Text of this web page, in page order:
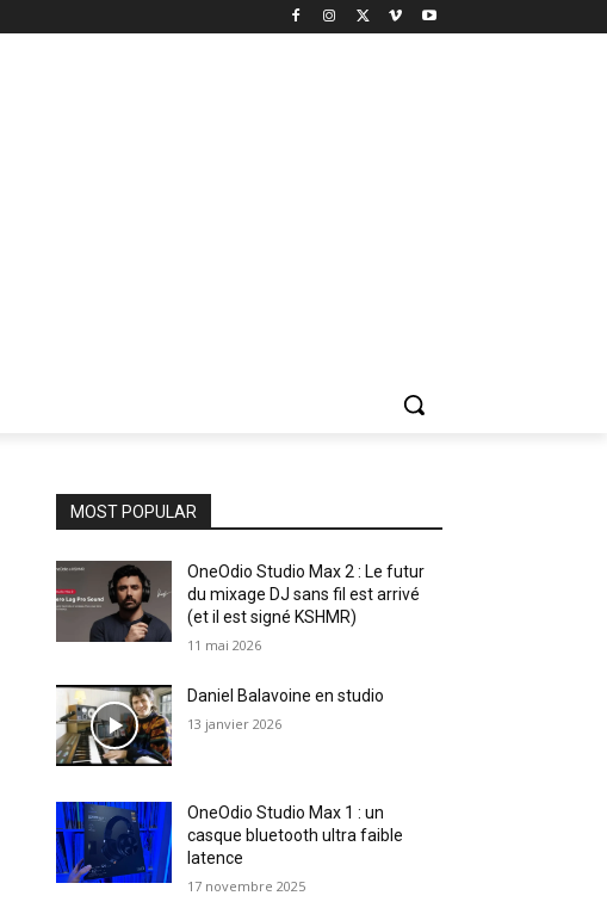
MOST POPULAR
OneOdio Studio Max 2 : Le futur
du mixage DJ sans fil est arrivé
(et il est signé KSHMR)
11 mai 2026
Daniel Balavoine en studio
13 janvier 2026
OneOdio Studio Max 1 : un
casque bluetooth ultra faible
latence
17 novembre 2025